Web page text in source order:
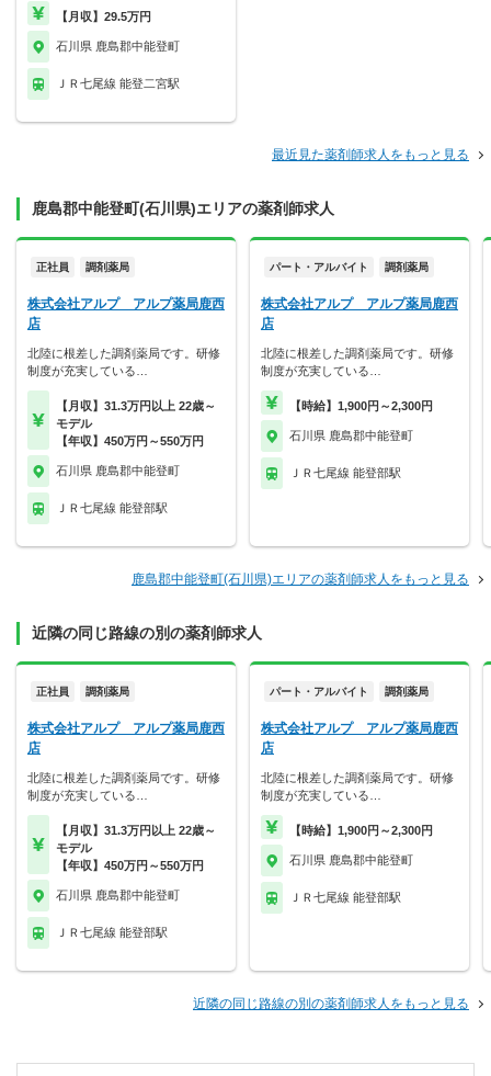
【月収】29.5万円
石川県 鹿島郡中能登町
ＪＲ七尾線 能登二宮駅
最近見た薬剤師求人をもっと見る
鹿島郡中能登町(石川県)エリアの薬剤師求人
正社員 調剤薬局
株式会社アルプ アルプ薬局鹿西
店
北陸に根差した調剤薬局です。研修
制度が充実している…
【月収】31.3万円以上 22歳～
モデル
【年収】450万円～550万円
石川県 鹿島郡中能登町
ＪＲ七尾線 能登部駅
パート・アルバイト 調剤薬局
株式会社アルプ アルプ薬局鹿西
店
北陸に根差した調剤薬局です。研修
制度が充実している…
【時給】1,900円～2,300円
石川県 鹿島郡中能登町
ＪＲ七尾線 能登部駅
鹿島郡中能登町(石川県)エリアの薬剤師求人をもっと見る
近隣の同じ路線の別の薬剤師求人
正社員 調剤薬局
株式会社アルプ アルプ薬局鹿西
店
北陸に根差した調剤薬局です。研修
制度が充実している…
【月収】31.3万円以上 22歳～
モデル
【年収】450万円～550万円
石川県 鹿島郡中能登町
ＪＲ七尾線 能登部駅
パート・アルバイト 調剤薬局
株式会社アルプ アルプ薬局鹿西
店
北陸に根差した調剤薬局です。研修
制度が充実している…
【時給】1,900円～2,300円
石川県 鹿島郡中能登町
ＪＲ七尾線 能登部駅
近隣の同じ路線の別の薬剤師求人をもっと見る